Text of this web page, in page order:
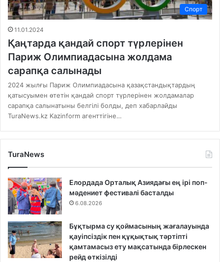
Спорт
11.01.2024
Қаңтарда қандай спорт түрлерінен
Париж Олимпиадасына жолдама
сарапқа салынады
2024 жылғы Париж Олимпиадасына қазақстандықтардың
қатысуымен өтетін қандай спорт түрлерінен жолдамалар
сарапқа салынатыны белгілі болды, деп хабарлайды
TuraNews.kz Kazinform агенттігіне…
TuraNews
Елордада Орталық Азиядағы ең ірі поп-
мәдениет фестивалі басталды
6.08.2026
Бұқтырма су қоймасының жағалауында
қауіпсіздік пен құқықтық тәртіпті
қамтамасыз ету мақсатында бірлескен
рейд өткізілді